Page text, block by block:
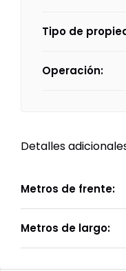
Tipo de
Operación:
Detalles
Metros de frente:
Metros de largo: